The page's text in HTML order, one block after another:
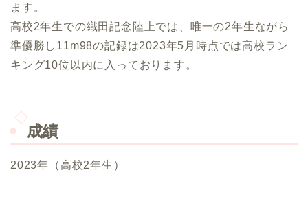
ます。
高校2年生での織田記念陸上では、唯一の2年生ながら
準優勝し11m98の記録は2023年5月時点では高校ラン
キング10位以内に入っております。
成績
2023年（高校2年生）